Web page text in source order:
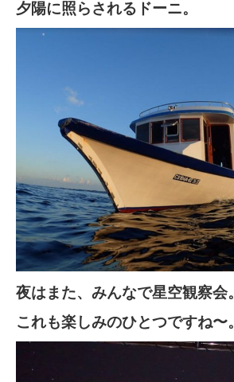
夕陽に照らされるドーニ。
夜はまた、みんなで星空観察会。
これも楽しみのひとつですね〜。